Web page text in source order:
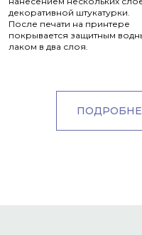
декоративной штукатурки.
После печати на принтере
покрывается защитным
лаком в два слоя.